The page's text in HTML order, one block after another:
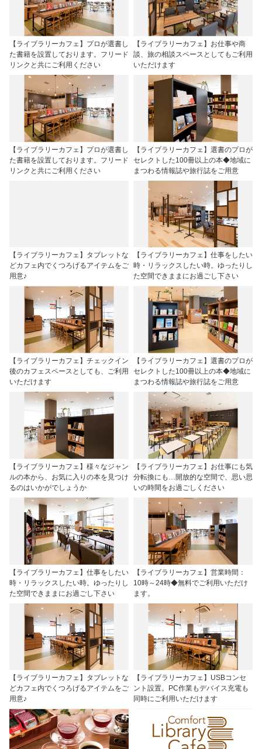
【ライブラリーカフェ】プロが選書し
た書籍を設置しております。フリード
リンクと共にご利用ください
【ライブラリーカフェ】お仕事や商
談、旅の相談スペースとしてもご利用
いただけます
【ライブラリーカフェ】プロが選書し
た書籍を設置しております。フリード
リンクと共にご利用ください
【ライブラリーカフェ】選書のプロが
セレクトした100冊以上の本◆地域に
まつわる情報誌や旅行誌をご用意
【ライブラリーカフェ】タブレットな
どカフェ内でくつろげるアイテムをご
用意♪
【ライブラリーカフェ】仕事をしたい
時・リラックスしたい時。ゆったりし
た空間できままにお過ごし下さい
【ライブラリーカフェ】チェックイン
後のカフェスペースとしても、ご利用
いただけます
【ライブラリーカフェ】選書のプロが
セレクトした100冊以上の本◆地域に
まつわる情報誌や旅行誌をご用意
【ライブラリーカフェ】様々なジャン
ルの本から、お気に入りの本を見つけ
るのはいかがでしょうか
【ライブラリーカフェ】お仕事にも気
分転換にも…開放的な空間で、思い思
いの時間をお過ごしください
【ライブラリーカフェ】仕事をしたい
時・リラックスしたい時。ゆったりし
た空間できままにお過ごし下さい
【ライブラリーカフェ】営業時間：
10時～24時◆無料でご利用いただけ
ます。
【ライブラリーカフェ】タブレットな
どカフェ内でくつろげるアイテムをご
用意♪
【ライブラリーカフェ】USBコンセ
ント設置。PC作業もデバイス充電も
同時にご利用いただけます